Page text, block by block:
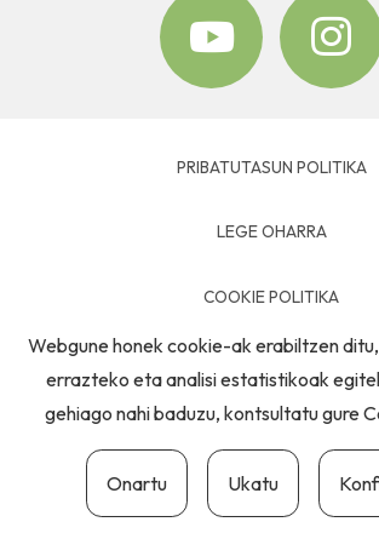
PRIBATUTASUN POLITIKA
LEGE OHARRA
COOKIE POLITIKA
Webgune honek cookie-ak erabiltzen
errazteko eta analisi estatistikoak
gehiago nahi baduzu, kontsultatu gure
Onartu Ukatu